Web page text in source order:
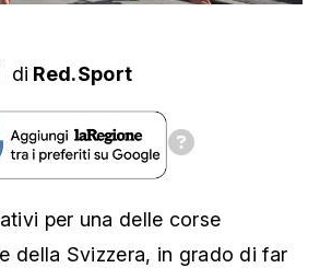
di Red.Sport
per una delle corse
della Svizzera, in grado di far